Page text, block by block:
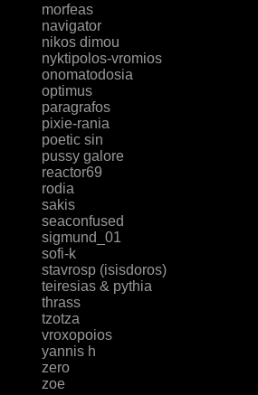
morfeas
navigator
nikos dimou
nyktipolos-vromios
onomatodosia
optimus
paragrafos
pixie-rania
poetic sin
pussy galore
reactor69
rodia
sakis
seaconfused
sigmund_01
sofi-k
stavrosp (isisdoros)
teiresias & pythia
thrass
tzotza
vroxopoios
yannis h
zero
zoe